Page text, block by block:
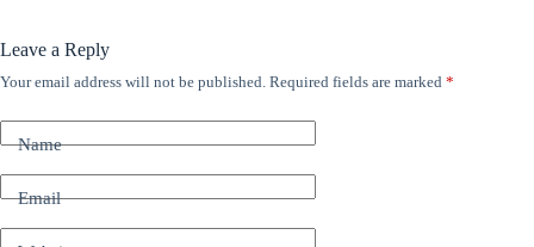
Leave a Reply
Your email address will not be published. Required fields are marked *
Name
Email